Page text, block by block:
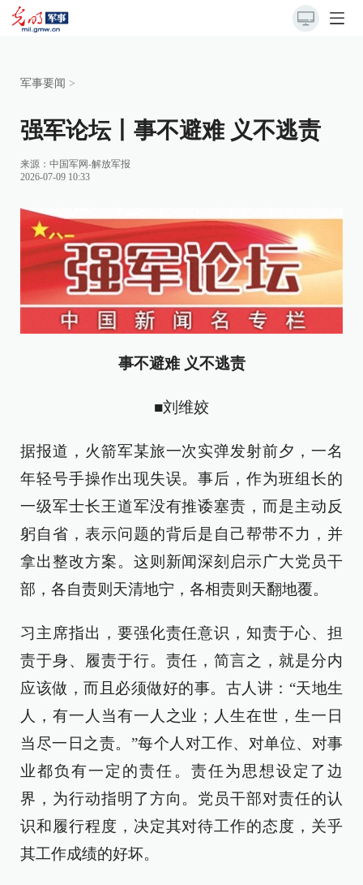
军事要闻 >
强军论坛丨事不避难 义不逃责
来源： 中国军网-解放军报
2026-07-09 10:33
事不避难 义不逃责
■刘维姣
据报道，火箭军某旅一次实弹发射前夕，一名
年轻号手操作出现失误。事后，作为班组长的
一级军士长王道军没有推诿塞责，而是主动反
躬自省，表示问题的背后是自己帮带不力，并
拿出整改方案。这则新闻深刻启示广大党员干
部，各自责则天清地宁，各相责则天翻地覆。
习主席指出，要强化责任意识，知责于心、担
责于身、履责于行。责任，简言之，就是分内
应该做，而且必须做好的事。古人讲：“天地生
人，有一人当有一人之业；人生在世，生一日
当尽一日之责。”每个人对工作、对单位、对事
业都负有一定的责任。责任为思想设定了边
界，为行动指明了方向。党员干部对责任的认
识和履行程度，决定其对待工作的态度，关乎
其工作成绩的好坏。